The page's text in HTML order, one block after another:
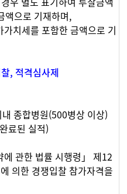
우 별도 표기하여 투찰금액
으로 기재하며,
치세를 포함한 금액으로 기
, 적격심사제
종합병원(500병상 이상)
료된 실적)
에 관한 법률 시행령」 제12
의한 경쟁입찰 참가자격을